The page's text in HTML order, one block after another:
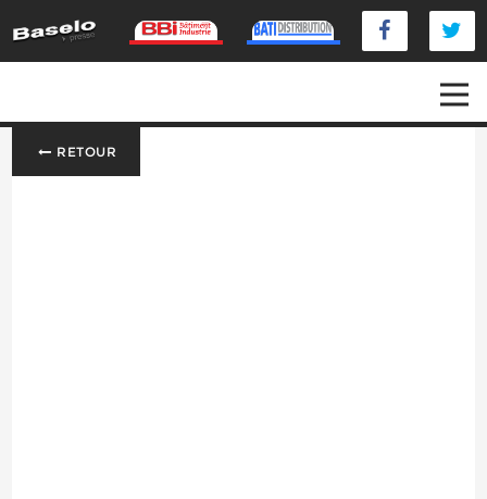
RETOUR